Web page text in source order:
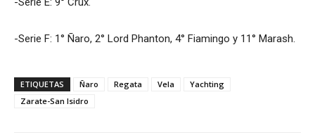
-Serie F: 1° Ñaro, 2° Lord Phanton, 4° Fiamingo y 11° Marash.
ETIQUETAS Ñaro Regata Vela
Yachting
Zarate-San Isidro